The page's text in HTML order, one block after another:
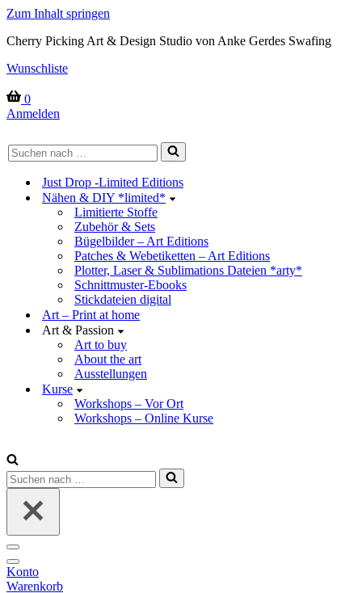
Zum Inhalt springen
Cherry Picking Art & Design Studio von Anke Gerdes Swafing
Wunschliste
Warenkorb
0
Anmelden
Suchen
nach …
Just Drop -Limited Editions
Nähen & DIY *limited*
Limitierte Stoffe
Zubehör & Sets
Bügelbilder – Art Editions
Patches & Webetiketten – Art Editions
Plotter, Laser & Sublimations Dateien *arty*
Schnittmuster-Ebooks
Stickdateien digital
Art – Print at home
Art & Passion
Art to buy
About the art
Ausstellungen
Kurse
Workshops – Vor Ort
Workshops – Online Kurse
Suchen
nach …
Navigations-
Menü
Navigations-
Menü
Konto
Warenkorb